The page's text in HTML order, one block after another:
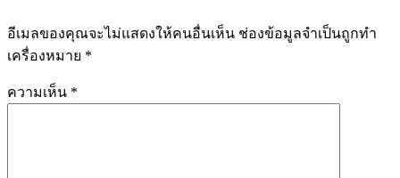
อีเมลของคุณจะไม่แสดงให้คนอื่นเห็น ช่องข้อมูลจำเป็นถูกทำ
เครื่องหมาย *
ความเห็น *